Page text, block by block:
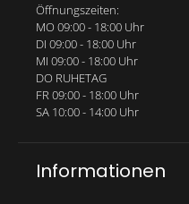
Öffnungszeiten:
MO 09:00 - 18:00 Uhr
DI 09:00 - 18:00 Uhr
MI 09:00 - 18:00 Uhr
DO RUHETAG
FR 09:00 - 18:00 Uhr
SA 10:00 - 14:00 Uhr
Informationen